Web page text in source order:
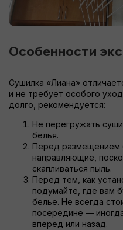
Особенности
Сушилка «Лиана»
и не требует особого
долго, рекомендуется:
Не перегружать
белья.
Перед размещением
направляющие,
скапливаться пыль.
Перед тем, как
подумайте, где вам
белье. Не всегда
посередине —
вперед или назад.